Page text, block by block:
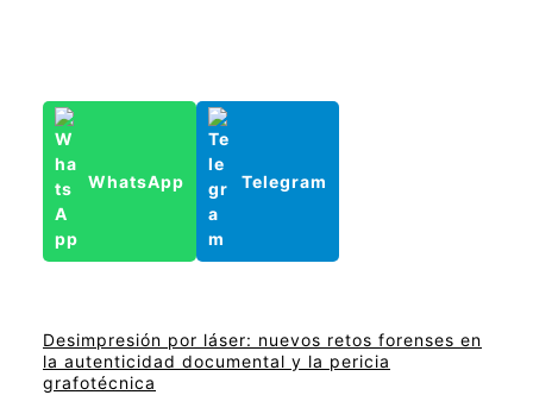
WhatsApp Telegram
Desimpresión por láser: nuevos retos forenses en
la autenticidad documental y la pericia
grafotécnica